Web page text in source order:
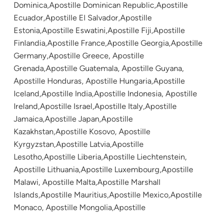
Dominica,Apostille Dominican Republic,Apostille
Ecuador,Apostille El Salvador,Apostille
Estonia,Apostille Eswatini,Apostille Fiji,Apostille
Finlandia,Apostille France,Apostille Georgia,Apostille
Germany,Apostille Greece, Apostille
Grenada,Apostille Guatemala, Apostille Guyana,
Apostille Honduras, Apostille Hungaria,Apostille
Iceland,Apostille India,Apostille Indonesia, Apostille
Ireland,Apostille Israel,Apostille Italy,Apostille
Jamaica,Apostille Japan,Apostille
Kazakhstan,Apostille Kosovo, Apostille
Kyrgyzstan,Apostille Latvia,Apostille
Lesotho,Apostille Liberia,Apostille Liechtenstein,
Apostille Lithuania,Apostille Luxembourg,Apostille
Malawi, Apostille Malta,Apostille Marshall
Islands,Apostille Mauritius,Apostille Mexico,Apostille
Monaco, Apostille Mongolia,Apostille